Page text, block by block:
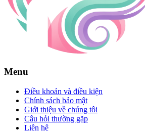
Menu
Điều khoản và điều kiện
Chính sách bảo mật
Giới thiệu về chúng tôi
Câu hỏi thường gặp
Liên hệ